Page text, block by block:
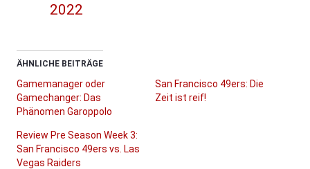
2022
ÄHNLICHE BEITRÄGE
Gamemanager oder
Gamechanger: Das
Phänomen Garoppolo
San Francisco 49ers: Die
Zeit ist reif!
Review Pre Season Week 3:
San Francisco 49ers vs. Las
Vegas Raiders